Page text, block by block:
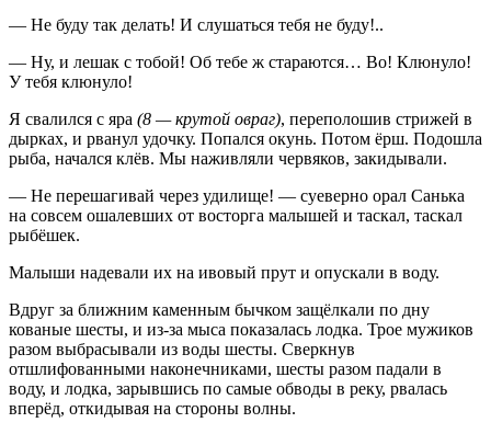
— Не буду так делать! И слушаться тебя не буду!..
— Ну, и лешак с тобой! Об тебе ж стараются… Во! Клюнуло!
У тебя клюнуло!
Я свалился с яра (8 — крутой овраг), переполошив стрижей в
дырках, и рванул удочку. Попался окунь. Потом ёрш. Подошла
рыба, начался клёв. Мы наживляли червяков, закидывали.
— Не перешагивай через удилище! — суеверно орал Санька
на совсем ошалевших от восторга малышей и таскал, таскал
рыбёшек.
Малыши надевали их на ивовый прут и опускали в воду.
Вдруг за ближним каменным бычком защёлкали по дну
кованые шесты, и из-за мыса показалась лодка. Трое мужиков
разом выбрасывали из воды шесты. Сверкнув
отшлифованными наконечниками, шесты разом падали в
воду, и лодка, зарывшись по самые обводы в реку, рвалась
вперёд, откидывая на стороны волны.